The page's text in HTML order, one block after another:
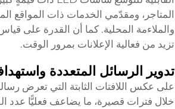
المتاجر، ومقدّمي الخدمات ذات المواقع
والملاءمة المحلية. كما أن القدرة على
تزيد من فعالية الإعلانات بمرور الوقت.
تدوير الرسائل المتعددة
خلال فترات قصيرة، ما يضاعف فعليًّا عدد